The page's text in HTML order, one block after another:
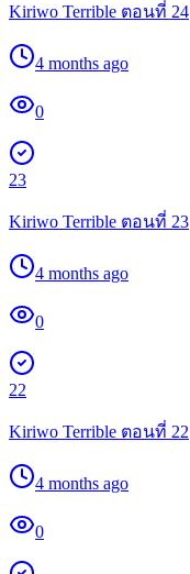
Kiriwo Terrible ตอนที่ 24
4 months ago
0
23
Kiriwo Terrible ตอนที่ 23
4 months ago
0
22
Kiriwo Terrible ตอนที่ 22
4 months ago
0